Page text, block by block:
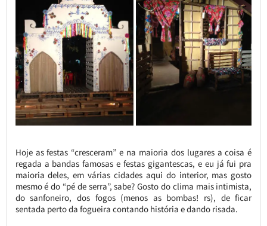
Hoje as festas “cresceram” e na maioria dos lugares a coisa é
regada a bandas famosas e festas gigantescas, e eu já fui pra
maioria deles, em várias cidades aqui do interior, mas gosto
mesmo é do “pé de serra”, sabe? Gosto do clima mais intimista,
do sanfoneiro, dos fogos (menos as bombas! rs), de ficar
sentada perto da fogueira contando história e dando risada.